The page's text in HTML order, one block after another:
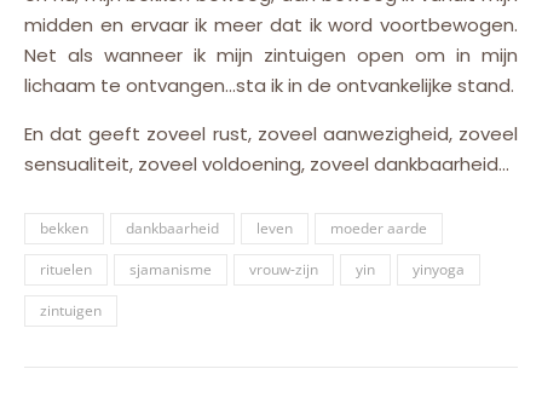
midden en ervaar ik meer dat ik word voortbewogen.
Net als wanneer ik mijn zintuigen open om in mijn
lichaam te ontvangen…sta ik in de ontvankelijke stand.
En dat geeft zoveel rust, zoveel aanwezigheid, zoveel
sensualiteit, zoveel voldoening, zoveel dankbaarheid…
bekken dankbaarheid leven
moeder aarde
rituelen
sjamanisme vrouw-zijn yin
yinyoga
zintuigen